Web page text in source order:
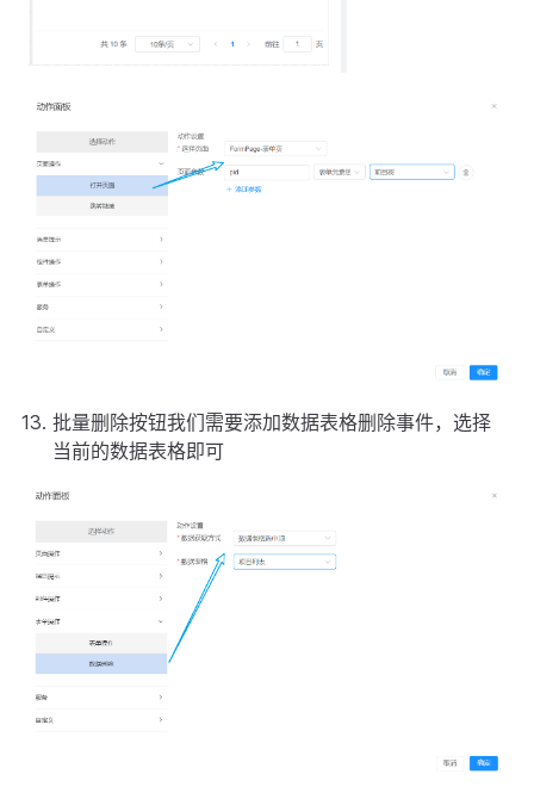
批量删除按钮我们需要添加数据表格删除事件，选择
当前的数据表格即可